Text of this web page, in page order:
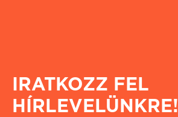
IRATKOZZ FEL
HÍRLEVELÜNKRE!